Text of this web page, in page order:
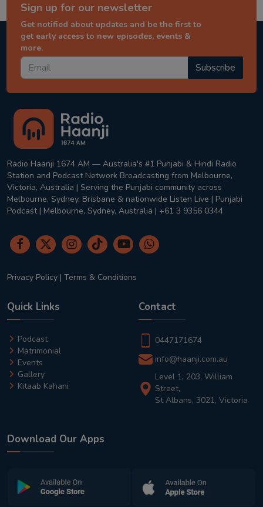
Sign up for our newsletter
Get notified about updates and be the first to
get early access to new episodes, events &
more.
Subscribe
Radio Haanji 1674 AM — Australia's #1 Punjabi & Hindi Radio
Station and Podcast Network Broadcasting from Melbourne,
Victoria, Australia | Serving the Punjabi community across
Melbourne, Sydney, Brisbane & nationwide Listen Live | Punjabi
Podcast | Melbourne, Sydney, Australia | +61 3 9356 0344
Privacy Policy | Terms & Conditions
Quick Links
Podcast
Matrimonial
Events
Gallery
Kitaab Kahani
Contact
0447171674
info@haanji.com.au
Level 1, 203, William
Street,
St Albans, 3021, Victoria
Download Our Apps